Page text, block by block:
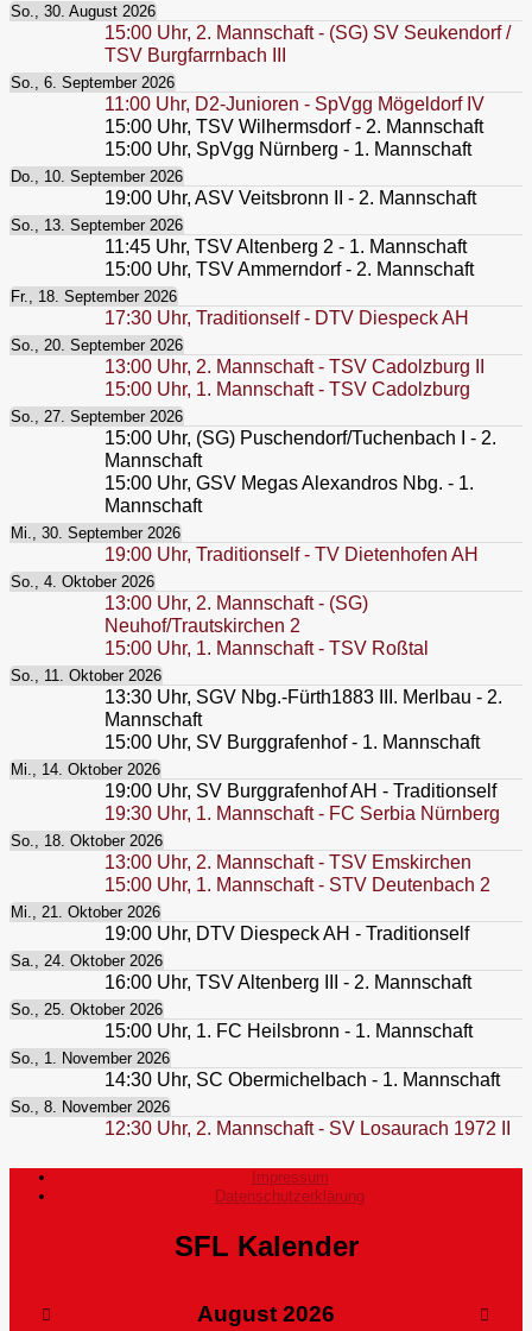
So., 30. August 2026
15:00 Uhr, 2. Mannschaft - (SG) SV Seukendorf /
TSV Burgfarrnbach III
So., 6. September 2026
11:00 Uhr, D2-Junioren - SpVgg Mögeldorf IV
15:00 Uhr, TSV Wilhermsdorf - 2. Mannschaft
15:00 Uhr, SpVgg Nürnberg - 1. Mannschaft
Do., 10. September 2026
19:00 Uhr, ASV Veitsbronn II - 2. Mannschaft
So., 13. September 2026
11:45 Uhr, TSV Altenberg 2 - 1. Mannschaft
15:00 Uhr, TSV Ammerndorf - 2. Mannschaft
Fr., 18. September 2026
17:30 Uhr, Traditionself - DTV Diespeck AH
So., 20. September 2026
13:00 Uhr, 2. Mannschaft - TSV Cadolzburg II
15:00 Uhr, 1. Mannschaft - TSV Cadolzburg
So., 27. September 2026
15:00 Uhr, (SG) Puschendorf/Tuchenbach I - 2.
Mannschaft
15:00 Uhr, GSV Megas Alexandros Nbg. - 1.
Mannschaft
Mi., 30. September 2026
19:00 Uhr, Traditionself - TV Dietenhofen AH
So., 4. Oktober 2026
13:00 Uhr, 2. Mannschaft - (SG)
Neuhof/Trautskirchen 2
15:00 Uhr, 1. Mannschaft - TSV Roßtal
So., 11. Oktober 2026
13:30 Uhr, SGV Nbg.-Fürth1883 III. Merlbau - 2.
Mannschaft
15:00 Uhr, SV Burggrafenhof - 1. Mannschaft
Mi., 14. Oktober 2026
19:00 Uhr, SV Burggrafenhof AH - Traditionself
19:30 Uhr, 1. Mannschaft - FC Serbia Nürnberg
So., 18. Oktober 2026
13:00 Uhr, 2. Mannschaft - TSV Emskirchen
15:00 Uhr, 1. Mannschaft - STV Deutenbach 2
Mi., 21. Oktober 2026
19:00 Uhr, DTV Diespeck AH - Traditionself
Sa., 24. Oktober 2026
16:00 Uhr, TSV Altenberg III - 2. Mannschaft
So., 25. Oktober 2026
15:00 Uhr, 1. FC Heilsbronn - 1. Mannschaft
So., 1. November 2026
14:30 Uhr, SC Obermichelbach - 1. Mannschaft
So., 8. November 2026
12:30 Uhr, 2. Mannschaft - SV Losaurach 1972 II
Impressum
Datenschutzerklärung
SFL Kalender
August 2026